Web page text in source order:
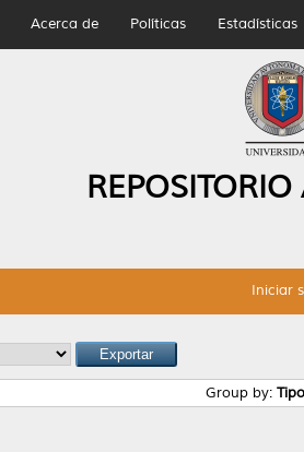
Acerca de Políticas Estadísticas
Iniciar
Group by: